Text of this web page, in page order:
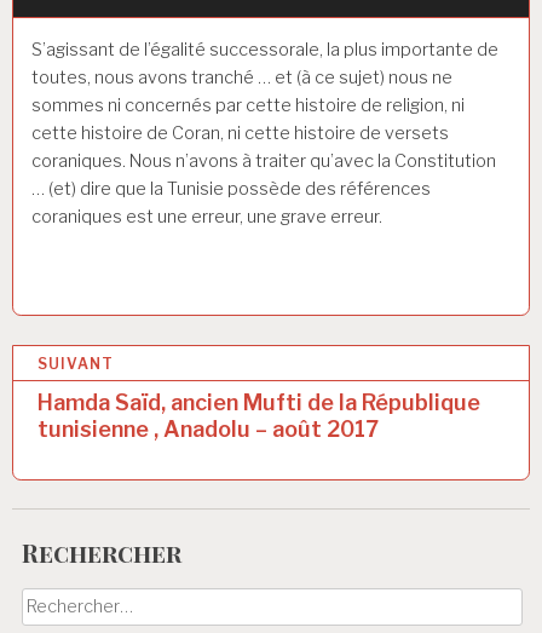
S’agissant de l’égalité successorale, la plus importante de
toutes, nous avons tranché … et (à ce sujet) nous ne
sommes ni concernés par cette histoire de religion, ni
cette histoire de Coran, ni cette histoire de versets
coraniques. Nous n’avons à traiter qu’avec la Constitution
… (et) dire que la Tunisie possède des références
coraniques est une erreur, une grave erreur.
i
g
a
t
SUIVANT
Hamda Saïd, ancien Mufti de la République
tunisienne , Anadolu – août 2017
Rechercher
Rechercher :